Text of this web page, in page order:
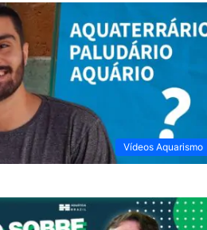
Vídeos Aquarismo